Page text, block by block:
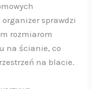
sprawdzi
rozmiarom
na ścianie, co
na blacie.